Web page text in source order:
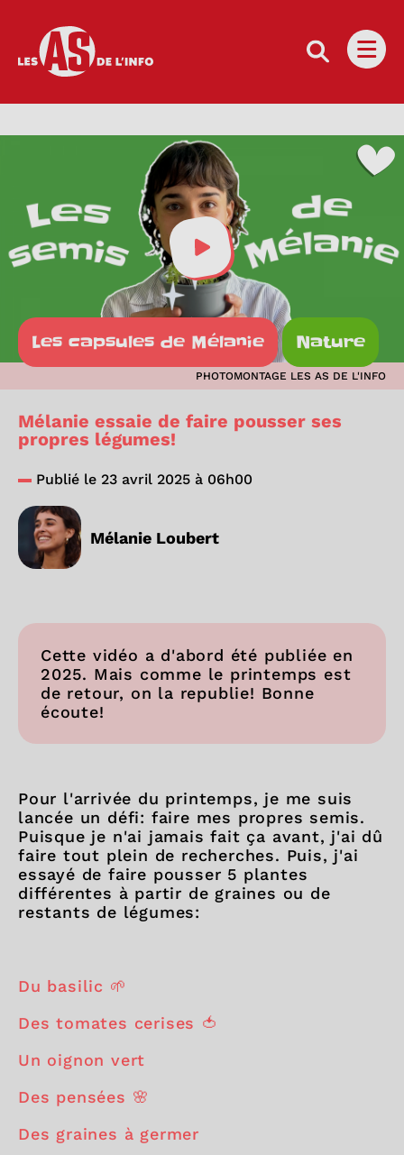
Les as de l'info
Les capsules de Mélanie Nature
PHOTOMONTAGE LES AS DE L'INFO
Mélanie essaie de faire pousser ses
propres légumes!
Publié le 23 avril 2025 à 06h00
Mélanie Loubert
Cette vidéo a d'abord été publiée en
2025. Mais comme le printemps est
de retour, on la republie! Bonne
écoute!
Pour l'arrivée du printemps, je me suis
lancée un défi: faire mes propres semis.
Puisque je n'ai jamais fait ça avant, j'ai dû
faire tout plein de recherches. Puis, j'ai
essayé de faire pousser 5 plantes
différentes à partir de graines ou de
restants de légumes:
Du basilic 🌱
Des tomates cerises 🍅
Un oignon vert
Des pensées 🌸
Des graines à germer